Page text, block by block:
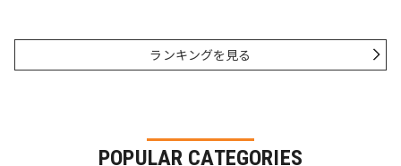
ランキングを見る
POPULAR CATEGORIES